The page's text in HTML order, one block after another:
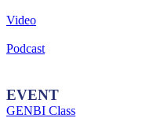
Video
Podcast
EVENT
GENBI Class